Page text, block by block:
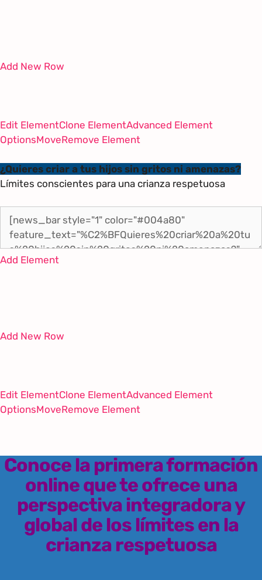
Add New Row
Edit ElementClone ElementAdvanced Element
OptionsMoveRemove Element
¿Quieres criar a tus hijos sin gritos ni amenazas?
Límites conscientes para una crianza respetuosa
Add Element
Add New Row
Edit ElementClone ElementAdvanced Element
OptionsMoveRemove Element
Conoce la primera formación
online que te ofrece una
perspectiva integradora y
global de los límites en la
crianza respetuosa